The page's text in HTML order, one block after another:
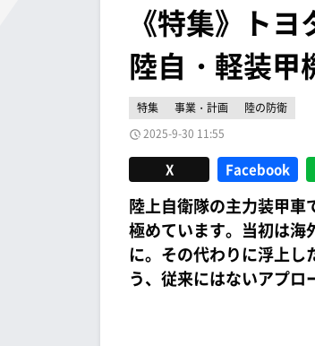
《特集》ト
陸自・軽装甲
特集 事業・計画
陸の防衛
2025-9-30 11:55
X Facebook
陸上自衛隊の主力装甲車
極めています。当初は海
に。その代わりに浮上し
う、従来にはないアプロ